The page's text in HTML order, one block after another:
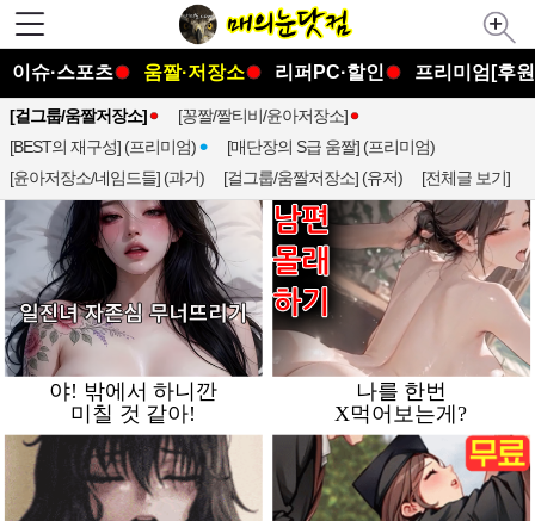
이슈·스포츠 움짤·저장소 리퍼PC·할인 프리미엄[후
[걸그룹/움짤저장소]
[꽁짤/짤티비/윤아저장소]
[BEST의 재구성] (프리미엄)
[매단장의 S급 움짤] (프리미엄)
[윤아저장소/네임드들] (과거)
[걸그룹/움짤저장소] (유저) [전체글 보기]